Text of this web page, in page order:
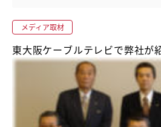
メディア取材
東大阪ケーブルテレビで弊社が